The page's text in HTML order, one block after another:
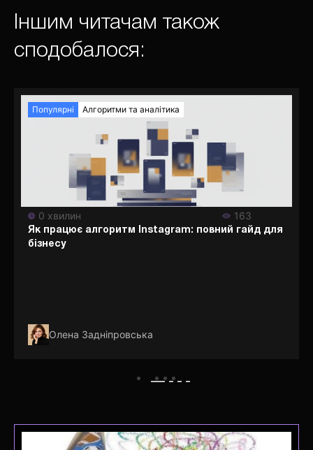
Іншим читачам також
сподобалося:
Популярні Алгоритми та аналітика
0 хвилин 163
Як працює алгоритм Instagram: повний гайд для
бізнесу
Олена Задніпровська